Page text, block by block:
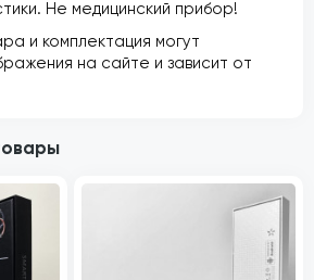
Не медицинский прибор!
и комплектация могут
на сайте и зависит от